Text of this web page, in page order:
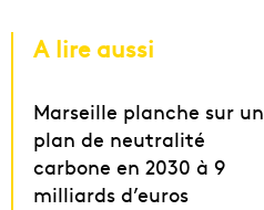
A lire aussi
Marseille planche sur un
plan de neutralité
carbone en 2030 à 9
milliards d’euros